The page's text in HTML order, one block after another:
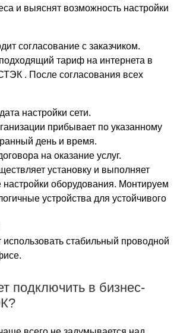
и выяснят возможность настройки
согласование с заказчиком.
тариф на интернета в
. После согласования всех
настройки сети.
прибывает по указанному
день и время.
на оказание услуг.
установку и выполняет
оборудования. Монтируем
устройства для устойчивого
использовать стабильный проводной
подключить в бизнес-